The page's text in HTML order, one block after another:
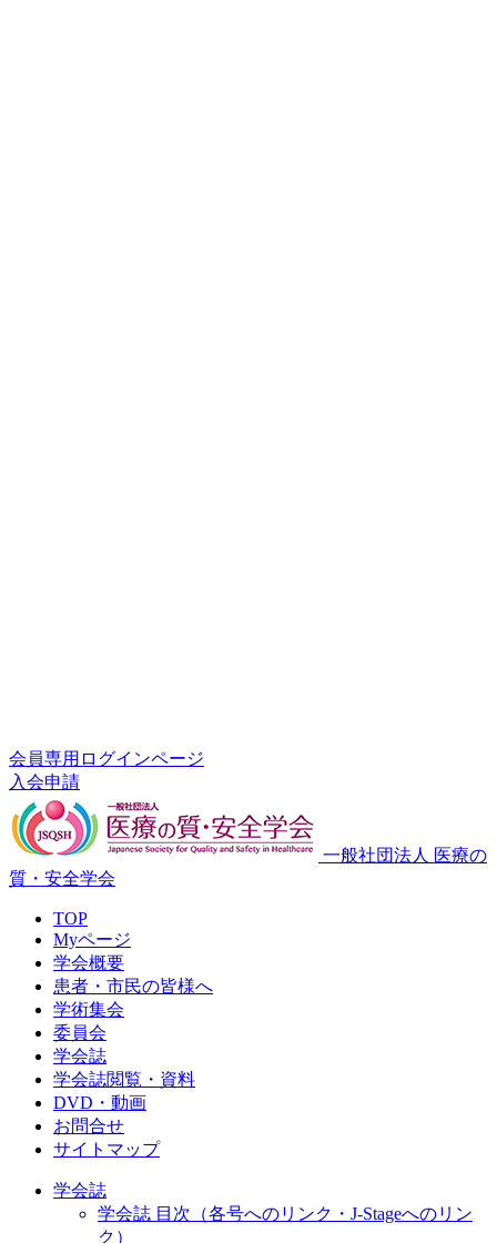
会員専用ログインページ
入会申請
一般社団法人 医療の
質・安全学会
TOP
Myページ
学会概要
患者・市民の皆様へ
学術集会
委員会
学会誌
学会誌閲覧・資料
DVD・動画
お問合せ
サイトマップ
学会誌
学会誌 目次（各号へのリンク・J-Stageへのリン
ク）